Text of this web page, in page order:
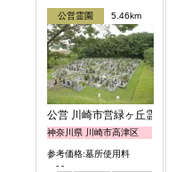
公営霊園 5.46km
公営 川崎市営緑ヶ丘霊園
神奈川県 川崎市高津区
参考価格:墓所使用料
- -